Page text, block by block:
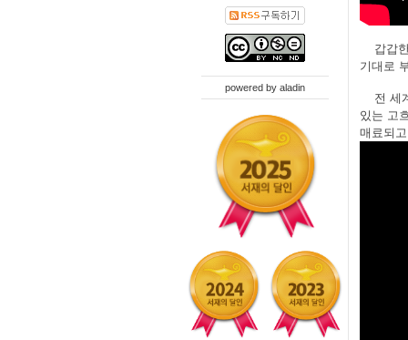
powered by aladin
갑갑
기대로
전 세
있는 고
매료되